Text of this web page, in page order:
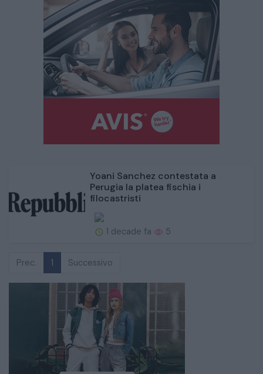
Yoani Sanchez contestata a
Perugia la platea fischia i
filocastristi
1 decade fa 5
Prec. 1 Successivo